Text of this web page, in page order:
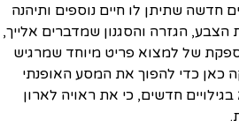
חדשה שתיתן לו חיים נוספים ותיהנה
הגזרה והסגנון שמדברים אלייך,
של למצוא פריט מיוחד שמרגיש
כאן כדי להפוך את המסע האופנתי
חדשים, כי את ראויה לארון